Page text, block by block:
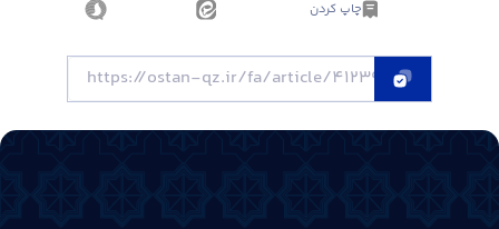
چاپ کردن